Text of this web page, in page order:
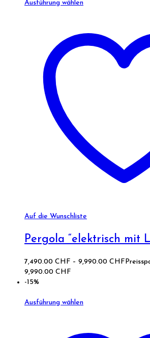
Ausführung wählen
Auf die Wunschliste
Pergola “elektrisch mit
7,490.00 CHF – 9,990.00 CHF
9,990.00 CHF
-15%
Ausführung wählen